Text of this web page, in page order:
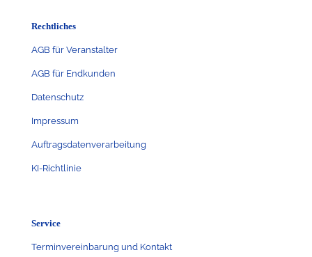
Rechtliches
AGB für Veranstalter
AGB für Endkunden
Datenschutz
Impressum
Auftragsdatenverarbeitung
KI-Richtlinie
Service
Terminvereinbarung und Kontakt